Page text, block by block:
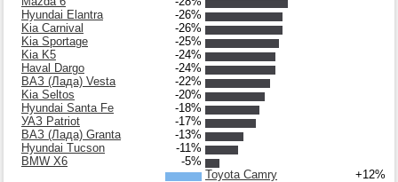
Hyundai Elantra
-26%
Kia Carnival
-26%
Kia Sportage
-25%
Kia K5
-24%
Haval Dargo
-24%
ВАЗ (Лада) Vesta
-22%
Kia Seltos
-20%
Hyundai Santa Fe
-18%
УАЗ Patriot
-17%
ВАЗ (Лада) Granta
-13%
Hyundai Tucson
-11%
BMW X6
-5%
Toyota Camry
+12%